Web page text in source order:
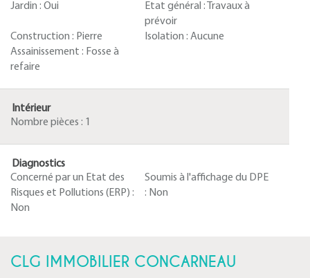
Jardin : Oui Etat général :
Travaux à
prévoir
Construction : Pierre Isolation : Aucune
Assainissement : Fosse à
refaire
Intérieur
Nombre pièces : 1
Diagnostics
Concerné par un Etat des
Risques et Pollutions (ERP) :
Non
Soumis à l'affichage du DPE
: Non
CLG IMMOBILIER CONCARNEAU